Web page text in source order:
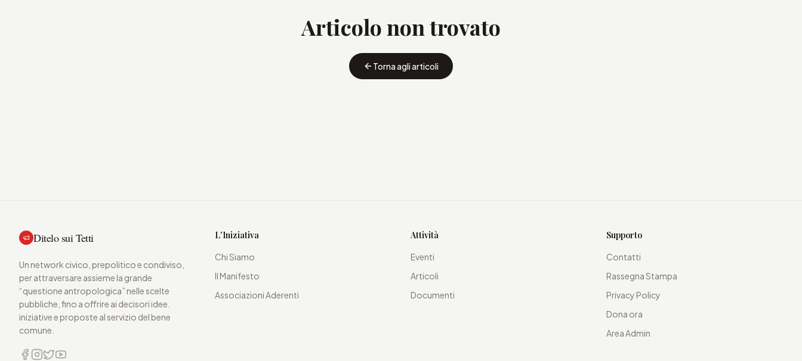
Articolo non trovato
Torna agli articoli
Ditelo sui Tetti
Un network civico, prepolitico e condiviso,
per attraversare assieme la grande
“questione antropologica” nelle scelte
pubbliche, fino a offrire ai decisori idee.
iniziative e proposte al servizio del bene
comune.
L'Iniziativa
Chi Siamo
Il Manifesto
Associazioni Aderenti
Attività
Eventi
Articoli
Documenti
Supporto
Contatti
Rassegna Stampa
Privacy Policy
Dona ora
Area Admin